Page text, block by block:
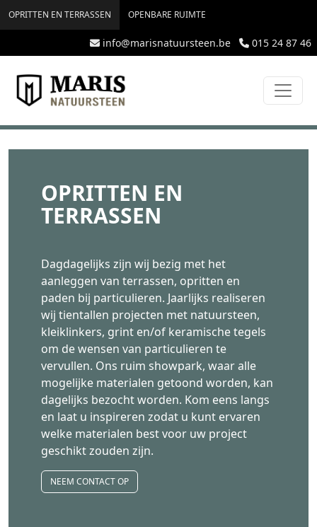
Overslaan en naar de inhoud gaan
topmenu
OPRITTEN EN TERRASSEN OPENBARE RUIMTE
info@marisnatuursteen.be 015 24 87 46
OPRITTEN EN
TERRASSEN
Dagdagelijks zijn wij bezig met het
aanleggen van terrassen, opritten en
paden bij particulieren. Jaarlijks realiseren
wij tientallen projecten met natuursteen,
kleiklinkers, grint en/of keramische tegels
om de wensen van particulieren te
vervullen. Ons ruim showpark, waar alle
mogelijke materialen getoond worden, kan
dagelijks bezocht worden. Kom eens langs
en laat u inspireren zodat u kunt ervaren
welke materialen best voor uw project
geschikt zouden zijn.
NEEM CONTACT OP